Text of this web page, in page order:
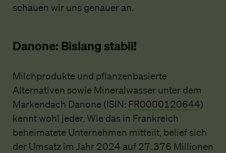
schauen wir uns genauer an.
Danone: Bislang stabil!
Milchprodukte und pflanzenbasierte
Alternativen sowie Mineralwasser unter dem
Markendach Danone (ISIN: FR0000120644)
kennt wohl jeder. Wie das in Frankreich
beheimatete Unternehmen mitteilt, belief sich
der Umsatz im Jahr 2024 auf 27.376 Millionen